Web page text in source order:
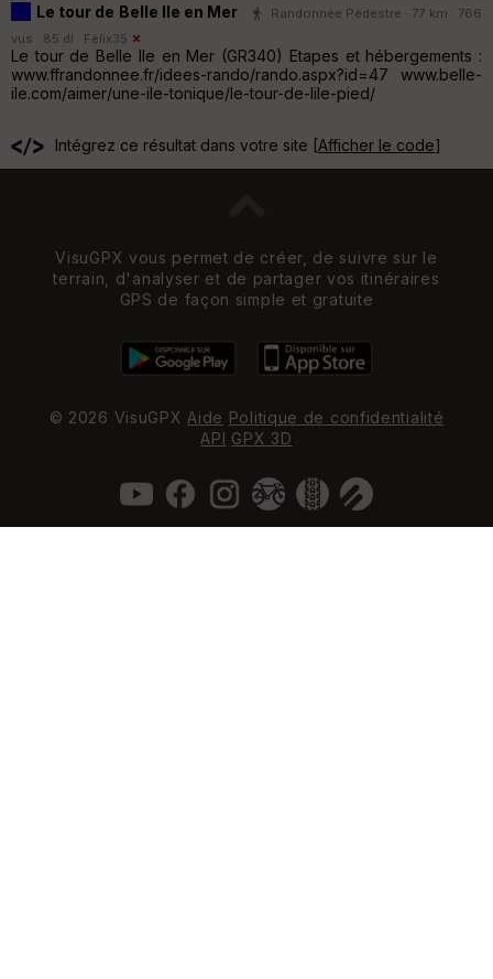
Le tour de Belle Ile en Mer
Randonnée Pédestre · 77 km · 766
vus · 85 dl · Félix35
Le tour de Belle Ile en Mer (GR340) Etapes et hébergements :
www.ffrandonnee.fr/idees-rando/rando.aspx?id=47 www.belle-
ile.com/aimer/une-ile-tonique/le-tour-de-lile-pied/
Intégrez ce résultat dans votre site [Afficher le code]
VisuGPX vous permet de créer, de suivre sur le
terrain, d'analyser et de partager vos itinéraires
GPS de façon simple et gratuite
© 2026 VisuGPXAide Politique de confidentialité
API GPX 3D